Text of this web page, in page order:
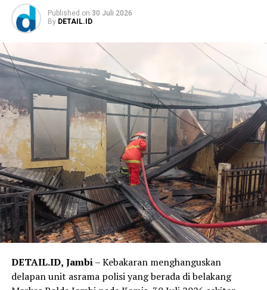
‎”Kami mengimbau masyarakat agar tidak mudah percaya
terhadap pihak-pihak yang mengatasnamakan Kajati
Jambi, Asintel Kejati Jambi maupun Kasi Penkum.
Apabila menerima pesan atau telepon yang
mencurigakan, segera lakukan konfirmasi melalui kanal
resmi Kejaksaan Tinggi Jambi dan jangan memenuhi
permintaan dalam bentuk apa pun. Mari bersama-sama
kita cegah agar tidak ada masyarakat yang menjadi
korban penipuan,” kata Kepala Seksi Penerangan Hukum
Kejati Jambi.
‎Kejati Jambi meminta masyarakat tidak mudah
mempercayai pesan, telepon, atau akun WhatsApp yang
mengatasnamakan pejabat Kejaksaan. Masyarakat juga
diminta tidak memberikan data pribadi, informasi
perbankan, kode OTP, maupun melakukan transfer dana
kepada pihak yang mengaku sebagai pejabat Kejaksaan.
‎Selain itu, masyarakat diimbau selalu melakukan
Published on 30 Juli 2026
By DETAIL.ID
DETAIL.ID, Jambi– Kebakaran menghanguskan
delapan unit asrama polisi yang berada di belakang